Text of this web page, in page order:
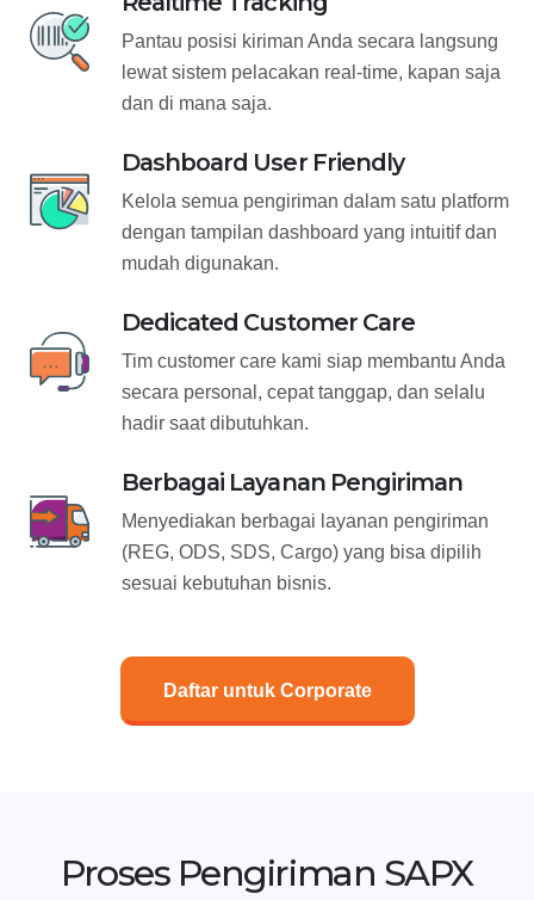
Pantau posisi kiriman Anda secara langsung
lewat sistem pelacakan real-time, kapan saja
dan di mana saja.
Dashboard User Friendly
Kelola semua pengiriman dalam satu platform
dengan tampilan dashboard yang intuitif dan
mudah digunakan.
Dedicated Customer Care
Tim customer care kami siap membantu Anda
secara personal, cepat tanggap, dan selalu
hadir saat dibutuhkan.
Berbagai Layanan Pengiriman
Menyediakan berbagai layanan pengiriman
(REG, ODS, SDS, Cargo) yang bisa dipilih
sesuai kebutuhan bisnis.
Daftar untuk Corporate
Proses Pengiriman SAPX